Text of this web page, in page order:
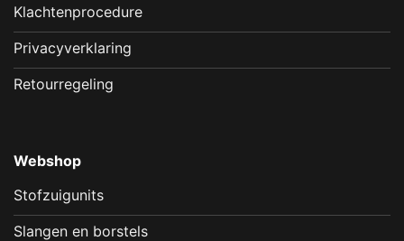
Klachtenprocedure
Privacyverklaring
Retourregeling
Webshop
Stofzuigunits
Slangen en borstels